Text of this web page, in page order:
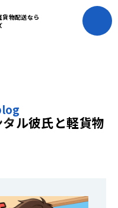
物配送なら
タル彼氏と軽貨物